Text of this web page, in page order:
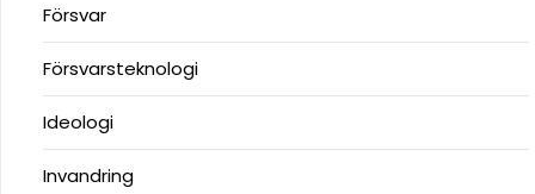
Försvar
Försvarsteknologi
Ideologi
Invandring